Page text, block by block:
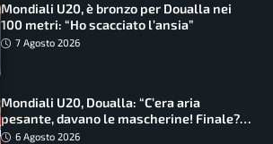
Mondiali U20, è bronzo per Doualla nei
100 metri: “Ho scacciato l’ansia”
7 Agosto 2026
Mondiali U20, Doualla: “C’era aria
pesante, davano le mascherine! Finale?
Non ho nulla da perdere”
6 Agosto 2026